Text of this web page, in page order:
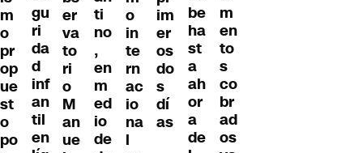
m
o
pr
op
ue
st
o
po
gu
ri
da
d
inf
an
til
en
er
va
to
ri
o
M
an
ue
ti
no
,
en
m
ed
io
de
o
in
te
rn
ac
io
na
l
im
er
os
do
s
dí
as
be
ha
st
a
ah
or
a
de
m
en
to
s
co
br
ad
os